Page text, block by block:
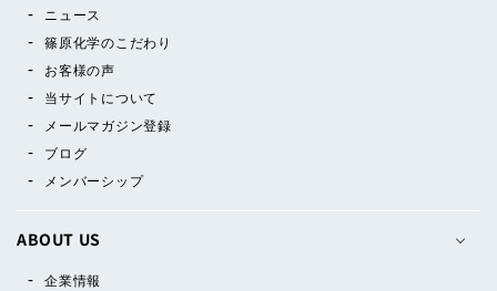
ニュース
篠原化学のこだわり
お客様の声
当サイトについて
メールマガジン登録
ブログ
メンバーシップ
ABOUT US
企業情報